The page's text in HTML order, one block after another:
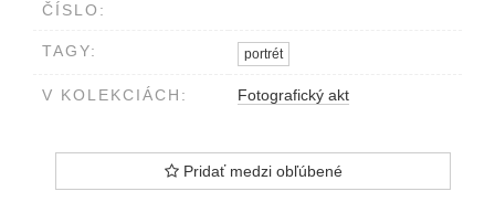
ČÍSLO:
TAGY: portrét
V KOLEKCIÁCH: Fotografický akt
Pridať medzi obľúbené